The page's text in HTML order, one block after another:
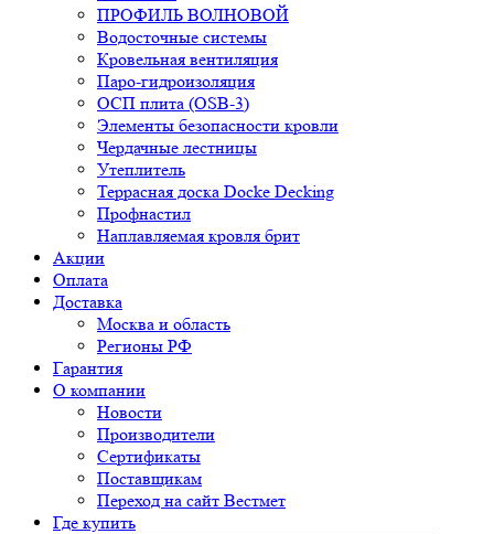
ПРОФИЛЬ ВОЛНОВОЙ
Водосточные системы
Кровельная вентиляция
Паро-гидроизоляция
ОСП плита (OSB-3)
Элементы безопасности кровли
Чердачные лестницы
Утеплитель
Террасная доска Docke Decking
Профнастил
Наплавляемая кровля брит
Акции
Оплата
Доставка
Москва и область
Регионы РФ
Гарантия
О компании
Новости
Производители
Сертификаты
Поставщикам
Переход на сайт Вестмет
Где купить